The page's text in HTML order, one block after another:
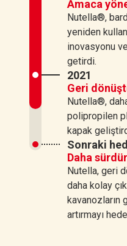
Amaca
Nutella®,
yeniden
inovasyonu
getirdi.
2021
Geri
Nutella®,
polipropilen
kapak
Sonraki
Daha
Nutella, geri
daha kolay
kavanozların
artırmayı